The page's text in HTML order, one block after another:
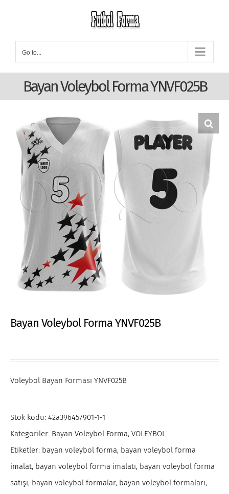
content
Go to...
Bayan Voleybol Forma YNVF025B
Bayan Voleybol Forma YNVF025B
Voleybol Bayan Forması YNVF025B
Stok kodu: 42a396457901-1-1
Kategoriler: Bayan Voleybol Forma, VOLEYBOL
Etiketler: bayan voleybol forma, bayan voleybol forma
imalat, bayan voleybol forma imalatı, bayan voleybol forma
satışı, bayan voleybol formalar, bayan voleybol formaları,